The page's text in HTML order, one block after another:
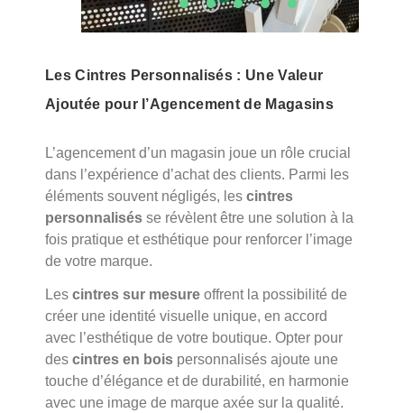
LesCintres Personnalisés : Une Valeur
Ajoutée pour l’Agencement de Magasins
L’agencement d’un magasin joue un rôle crucial
dans l’expérience d’achat des clients. Parmi les
éléments souvent négligés, les cintres
personnalisés se révèlent être une solution à la
fois pratique et esthétique pour renforcer l’image
de votre marque.
Les cintres sur mesure offrent la possibilité de
créer une identité visuelle unique, en accord
avec l’esthétique de votre boutique. Opter pour
des cintres en bois personnalisés ajoute une
touche d’élégance et de durabilité, en harmonie
avec une image de marque axée sur la qualité.